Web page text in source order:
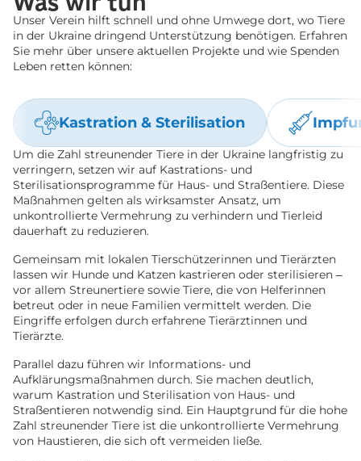
Unser Verein hilft schnell und ohne Umwege dort, wo Tiere
in der Ukraine dringend Unterstützung benötigen. Erfahren
Sie mehr über unsere aktuellen Projekte und wie Spenden
Leben retten können:
Kastration & Sterilisation
Um die Zahl streunender Tiere in der Ukraine langfristig zu
verringern, setzen wir auf Kastrations- und
Sterilisationsprogramme für Haus- und Straßentiere. Diese
Maßnahmen gelten als wirksamster Ansatz, um
unkontrollierte Vermehrung zu verhindern und Tierleid
dauerhaft zu reduzieren.
Gemeinsam mit lokalen Tierschützerinnen und Tierärzten
lassen wir Hunde und Katzen kastrieren oder sterilisieren –
vor allem Streunertiere sowie Tiere, die von Helferinnen
betreut oder in neue Familien vermittelt werden. Die
Eingriffe erfolgen durch erfahrene Tierärztinnen und
Tierärzte.
Parallel dazu führen wir Informations- und
Aufklärungsmaßnahmen durch. Sie machen deutlich,
warum Kastration und Sterilisation von Haus- und
Straßentieren notwendig sind. Ein Hauptgrund für die hohe
Zahl streunender Tiere ist die unkontrollierte Vermehrung
von Haustieren, die sich oft vermeiden ließe.